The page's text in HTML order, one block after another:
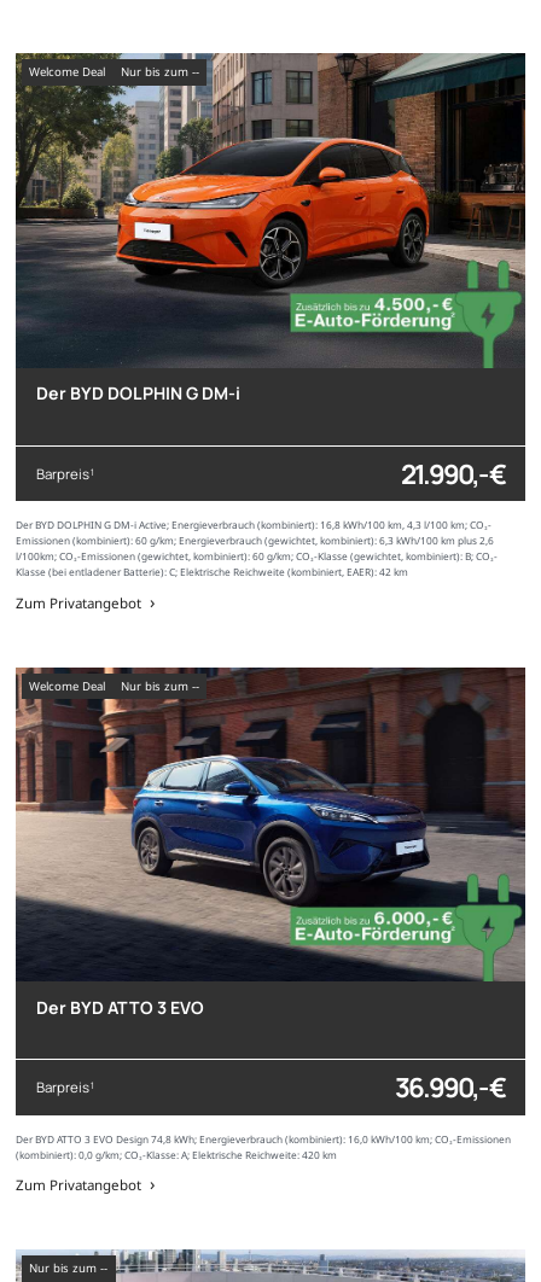
Welcome Deal nur bis zum --
Der BYD DOLPHIN G DM-i
Barpreis1 21.990,- €
Der BYD DOLPHIN G DM-i Active; Energieverbrauch (kombiniert): 16,8 kWh/100 km, 4,3 l/100 km; CO₂-
Emissionen (kombiniert): 60 g/km; Energieverbrauch (gewichtet, kombiniert): 6,3 kWh/100 km plus 2,6
l/100km; CO₂-Emissionen (gewichtet, kombiniert): 60 g/km; CO₂-Klasse (gewichtet, kombiniert): B; CO₂-
Klasse (bei entladener Batterie): C; Elektrische Reichweite (kombiniert, EAER): 42 km
Zum Privatangebot
Welcome Deal nur bis zum --
Der BYD ATTO 3 EVO
Barpreis1 36.990,- €
Der BYD ATTO 3 EVO Design 74,8 kWh; Energieverbrauch (kombiniert): 16,0 kWh/100 km; CO₂-Emissionen
(kombiniert): 0,0 g/km; CO₂-Klasse: A; Elektrische Reichweite: 420 km
Zum Privatangebot
nur bis zum --